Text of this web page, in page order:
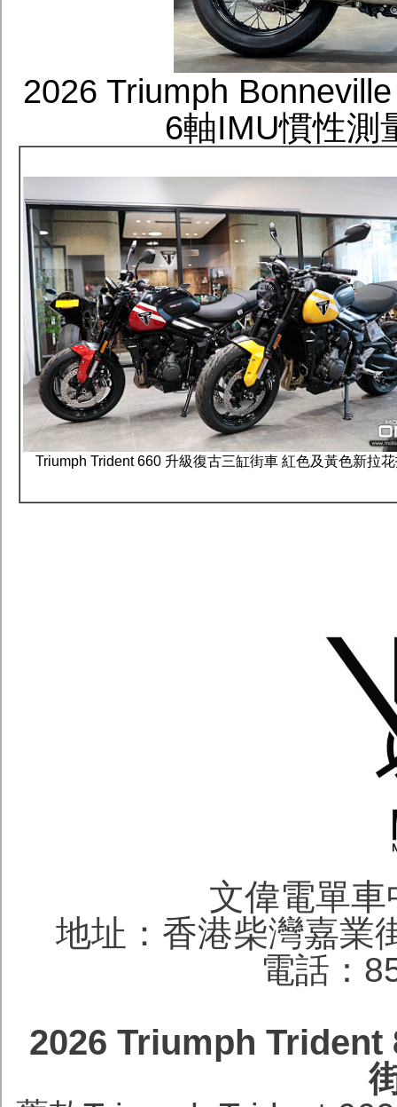
2026 Triumph
6軸IMU慣性測
Triumph Trident 660 升級復古三缸街車 紅色及黃色新拉
文偉電單
地址：香港柴灣嘉業
電話：
2026 Triumph Trident